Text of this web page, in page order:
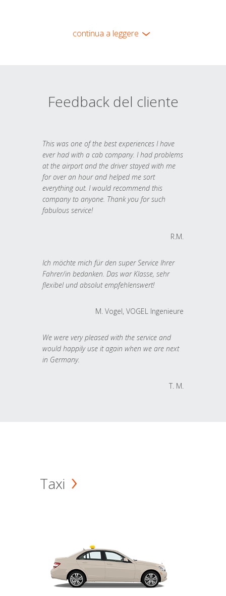
continua a leggere
Feedback del cliente
This was one of the best experiences I have
ever had with a cab company. I had problems
at the airport and the driver stayed with me
for over an hour and helped me sort
everything out. I would recommend this
company to anyone. Thank you for such
fabulous service!
R.M.
Ich möchte mich für den super Service Ihrer
Fahrer/in bedanken. Das war Klasse, sehr
flexibel und absolut empfehlenswert!
M. Vogel, VOGEL Ingenieure
We were very pleased with the service and
would happily use it again when we are next
in Germany.
T. M.
Taxi